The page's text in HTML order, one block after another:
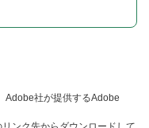
Adobe社が提供するAdobe